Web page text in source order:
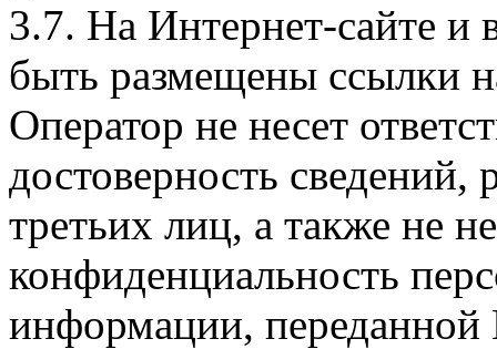
3.7. На Интернет-сайте
быть размещены ссылки
Оператор не несет
достоверность
третьих лиц, а также не
конфиденциальность
информации, переданной